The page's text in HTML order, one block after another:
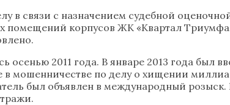
в связи с назначением судебной
корпусов ЖК «Квартал
2011 года. В январе 2013 года был
мошенничестве по делу о хищении
был объявлен в международный